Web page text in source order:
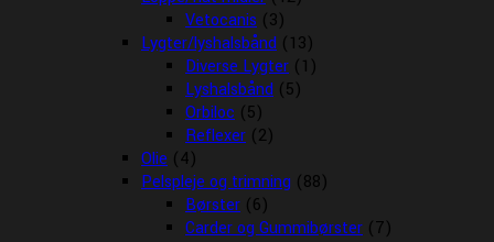
Vetocanis (3)
Lygter/lyshalsbånd (13)
Diverse Lygter (1)
Lyshalsbånd (5)
Orbiloc (5)
Reflexer (2)
Olie (4)
Pelspleje og trimning (88)
Børster (6)
Carder og Gummibørster (7)